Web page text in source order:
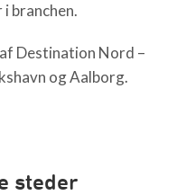
branchen.
Destination Nord –
og Aalborg.
steder